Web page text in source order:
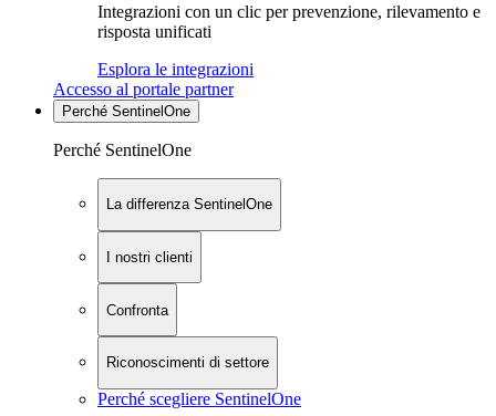
Integrazioni con un clic per prevenzione, rilevamento e
risposta unificati
Esplora le integrazioni
Accesso al portale partner
Perché SentinelOne
Perché SentinelOne
La differenza SentinelOne
I nostri clienti
Confronta
Riconoscimenti di settore
Perché scegliere SentinelOne